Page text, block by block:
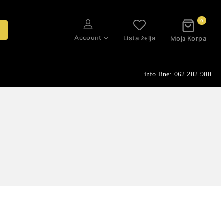
Account Lista želja
0
Moja Korpa
info line: 062 202 900